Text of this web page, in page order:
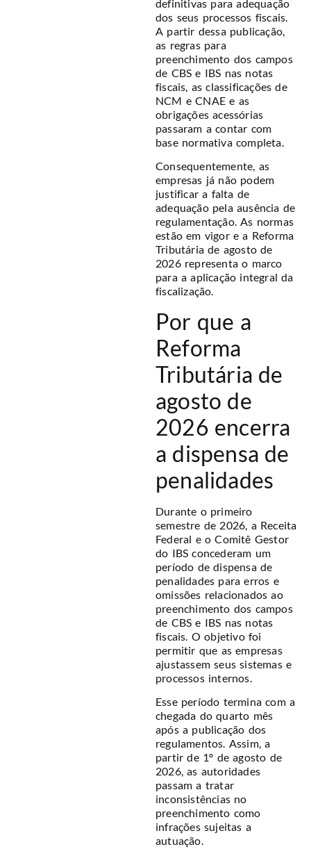
definitivas para adequação
dos seus processos fiscais.
A partir dessa publicação,
as regras para
preenchimento dos campos
de CBS e IBS nas notas
fiscais, as classificações de
NCM e CNAE e as
obrigações acessórias
passaram a contar com
base normativa completa.
Consequentemente, as
empresas já não podem
justificar a falta de
adequação pela ausência de
regulamentação. As normas
estão em vigor e a Reforma
Tributária de agosto de
2026 representa o marco
para a aplicação integral da
fiscalização.
Por que a
Reforma
Tributária de
agosto de
2026 encerra
a dispensa de
penalidades
Durante o primeiro
semestre de 2026, a Receita
Federal e o Comitê Gestor
do IBS concederam um
período de dispensa de
penalidades para erros e
omissões relacionados ao
preenchimento dos campos
de CBS e IBS nas notas
fiscais. O objetivo foi
permitir que as empresas
ajustassem seus sistemas e
processos internos.
Esse período termina com a
chegada do quarto mês
após a publicação dos
regulamentos. Assim, a
partir de 1º de agosto de
2026, as autoridades
passam a tratar
inconsistências no
preenchimento como
infrações sujeitas a
autuação.